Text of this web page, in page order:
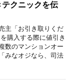
クニックを伝
主「お引き取りくだ
購入する際に値引き
数のマンションオー
みなオジなら、司法